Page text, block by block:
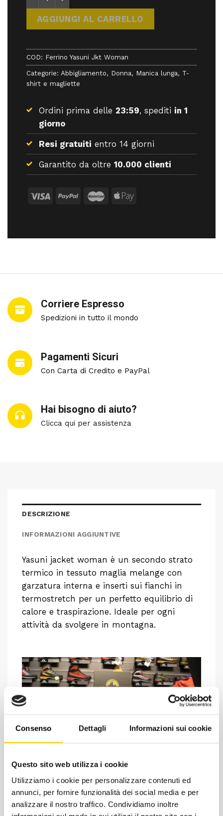
Consenso Dettagli Informazioni sui cookie
Questo sito web utilizza i cookie
Utilizziamo i cookie per personalizzare contenuti ed
annunci, per fornire funzionalità dei social media e per
analizzare il nostro traffico. Condividiamo inoltre
AGGIUNGI AL CARRELLO
COD: Ferrino Yasuni Jkt Woman
Categorie: Abbigliamento, Donna, Manica lunga, T-
shirt e magliette
Ordini prima delle 23:59, spediti in 1
giorno
Resi gratuiti entro 14 giorni
Garantito da oltre 10.000 clienti
Corriere Espresso
Spedizioni in tutto il mondo
Pagamenti Sicuri
Con Carta di Credito e PayPal
Hai bisogno di aiuto?
Clicca qui per assistenza
Davide di RRTrek
CONTATTA
DESCRIZIONE
INFORMAZIONI AGGIUNTIVE
Yasuni jacket woman è un secondo strato
termico in tessuto maglia melange con
garzatura interna e inserti sui fianchi in
termostretch per un perfetto equilibrio di
calore e traspirazione. Ideale per ogni
attività da svolgere in montagna.